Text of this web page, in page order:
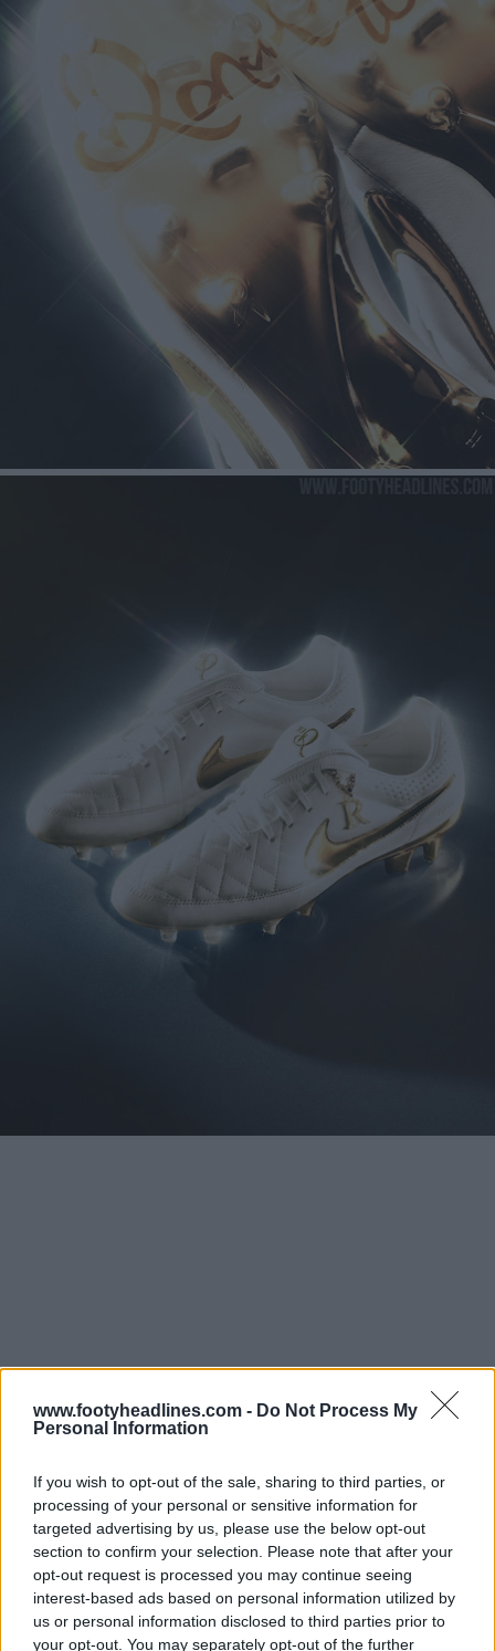
www.footyheadlines.com - Do Not Process My
Personal Information
If you wish to opt-out of the sale, sharing to third parties, or
processing of your personal or sensitive information for
targeted advertising by us, please use the below opt-out
section to confirm your selection. Please note that after your
opt-out request is processed you may continue seeing
interest-based ads based on personal information utilized by
us or personal information disclosed to third parties prior to
your opt-out. You may separately opt-out of the further